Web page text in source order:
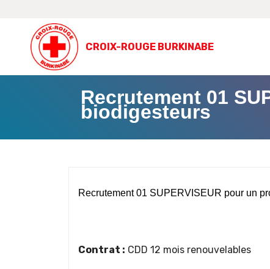
CROIX-ROUGE BURKINABE
Recrutement 01
biodigesteurs
Recrutement 01 SUPERVISEUR pour un
Contrat : CDD 12 mois renouvelables